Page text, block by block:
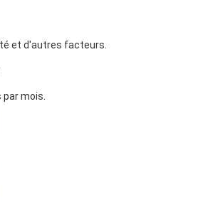
et d'autres facteurs.
mois.